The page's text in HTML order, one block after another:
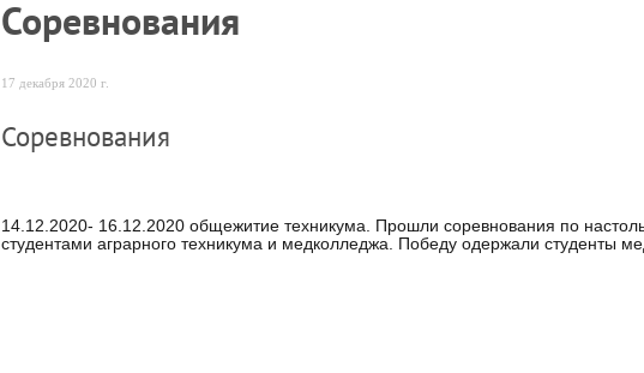
Соревнования
17 декабря 2020 г.
Соревнования
14.12.2020- 16.12.2020 общежитие техникума. Прошли соревнования по
студентами аграрного техникума и медколледжа. Победу одержали студенты